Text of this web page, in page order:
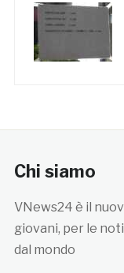
Chi siamo
VNews24 è il
giovani, per le
dal mondo